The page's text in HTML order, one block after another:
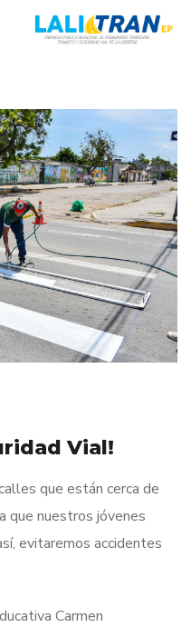
Vial!
que están cerca de
que nuestros jóvenes
evitaremos accidentes
Carmen